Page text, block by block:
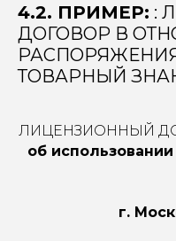
4.2. ПРИМЕР: :
ДОГОВОР В
ТОВАРНЫЙ
ЛИЦЕНЗИОННЫЙ
об использовании
г.